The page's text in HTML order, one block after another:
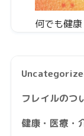
何でも健
フレイルのつ
健康・医療・